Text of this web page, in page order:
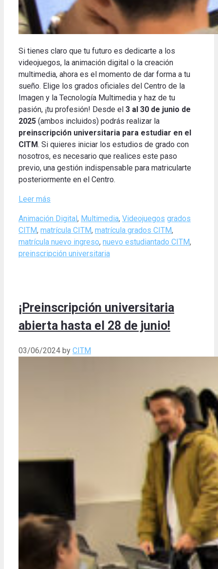
Si tienes claro que tu futuro es dedicarte a los
videojuegos, la animación digital o la creación
multimedia, ahora es el momento de dar forma a tu
sueño. Elige los grados oficiales del Centro de la
Imagen y la Tecnología Multimedia y haz de tu
pasión, ¡tu profesión! Desde el 3 al 30 de junio de
2025 (ambos incluidos) podrás realizar la
preinscripción universitaria para estudiar en el
CITM. Si quieres iniciar los estudios de grado con
nosotros, es necesario que realices este paso
previo, una gestión indispensable para matricularte
posteriormente en el Centro.
Leer más
Categories
Animación Digital, Multimedia, Videojuegos Tags
grados
CITM, matrícula CITM, matrícula grados CITM,
matrícula nuevo ingreso, nuevo estudiantado CITM,
preinscripción universitaria
¡Preinscripción universitaria
abierta hasta el 28 de junio!
03/06/2024 by CITM